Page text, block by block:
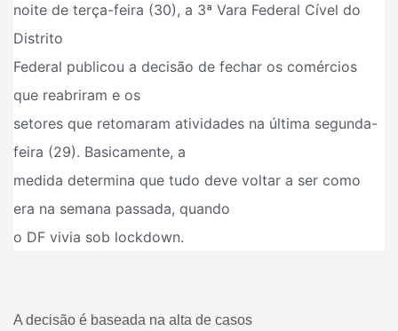
noite de terça-feira (30), a 3ª Vara Federal Cível do
Distrito
Federal publicou a decisão de fechar os comércios
que reabriram e os
setores que retomaram atividades na última segunda-
feira (29). Basicamente, a
medida determina que tudo deve voltar a ser como
era na semana passada, quando
o DF vivia sob lockdown.
A decisão é baseada na alta de casos